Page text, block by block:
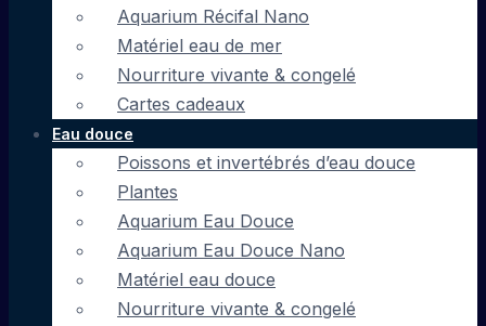
Aquarium Récifal Nano
Matériel eau de mer
Nourriture vivante & congelé
Cartes cadeaux
Eau douce
Poissons et invertébrés d’eau douce
Plantes
Aquarium Eau Douce
Aquarium Eau Douce Nano
Matériel eau douce
Nourriture vivante & congelé